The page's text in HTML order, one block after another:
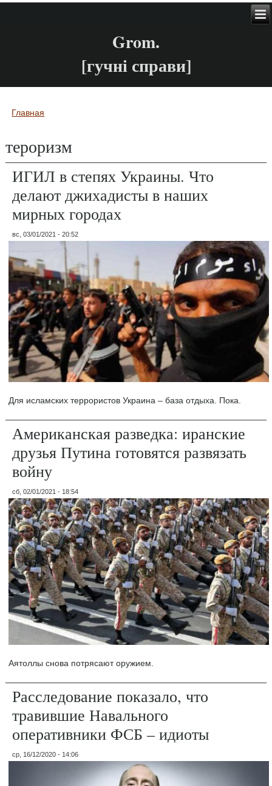
Grom.
[гучні справи]
Вы здесь
Главная
тероризм
ИГИЛ в степях Украины. Что
делают джихадисты в наших
мирных городах
вс, 03/01/2021 - 20:52
Для исламских террористов Украина – база отдыха. Пока.
Американская разведка: иранские
друзья Путина готовятся развязать
войну
сб, 02/01/2021 - 18:54
Аятоллы снова потрясают оружием.
Расследование показало, что
травившие Навального
оперативники ФСБ – идиоты
ср, 16/12/2020 - 14:06